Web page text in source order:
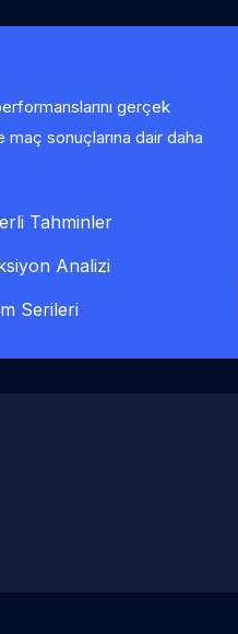
gerçek
maç sonuçlarına dair daha
Tahminler
Analizi
Serileri